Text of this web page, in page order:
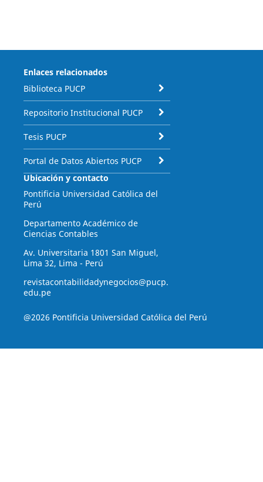
Enlaces relacionados
Biblioteca PUCP
Repositorio Institucional PUCP
Tesis PUCP
Portal de Datos Abiertos PUCP
Ubicación y contacto
Pontificia Universidad Católica del
Perú
Departamento Académico de
Ciencias Contables
Av. Universitaria 1801 San Miguel,
Lima 32, Lima - Perú
revistacontabilidadynegocios@pucp.
edu.pe
@2026 Pontificia Universidad Católica del Perú